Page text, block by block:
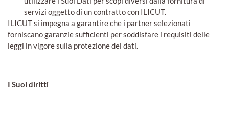
servizi oggetto di un contratto con ILICUT.
ILICUT si impegna a garantire che i partner selezionati
forniscano garanzie sufficienti per soddisfare i requisiti delle
leggi in vigore sulla protezione dei dati.
I Suoi diritti